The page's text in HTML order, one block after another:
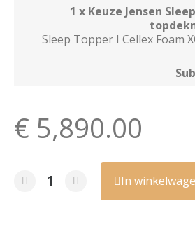
1 x Keuze Jensen
Sleep Topper I Cellex Foam
€ 5,890.00
In